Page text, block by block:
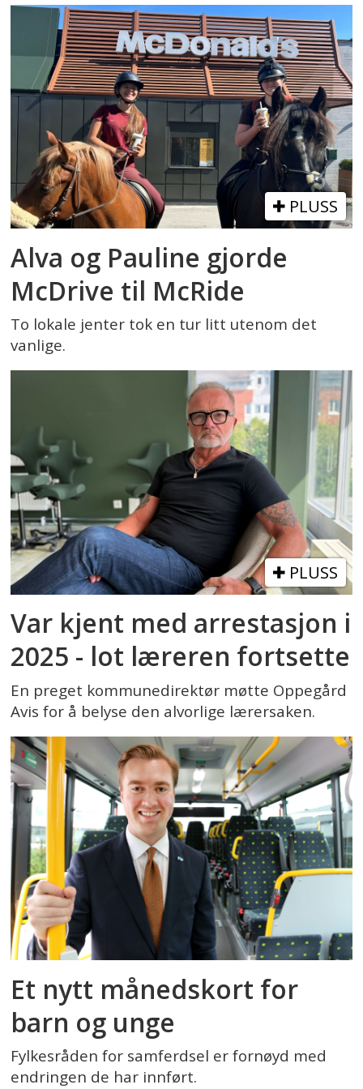
PLUSS
Alva og Pauline gjorde
McDrive til McRide
To lokale jenter tok en tur litt utenom det
vanlige.
PLUSS
Var kjent med arrestasjon i
2025 - lot læreren fortsette
En preget kommunedirektør møtte Oppegård
Avis for å belyse den alvorlige lærersaken.
Et nytt månedskort for
barn og unge
Fylkesråden for samferdsel er fornøyd med
endringen de har innført.